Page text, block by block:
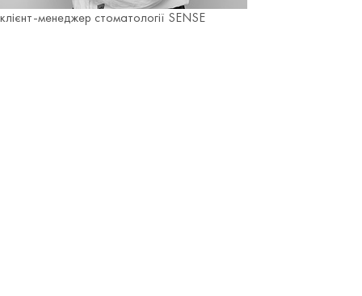
клієнт-менеджер стоматології SENSE